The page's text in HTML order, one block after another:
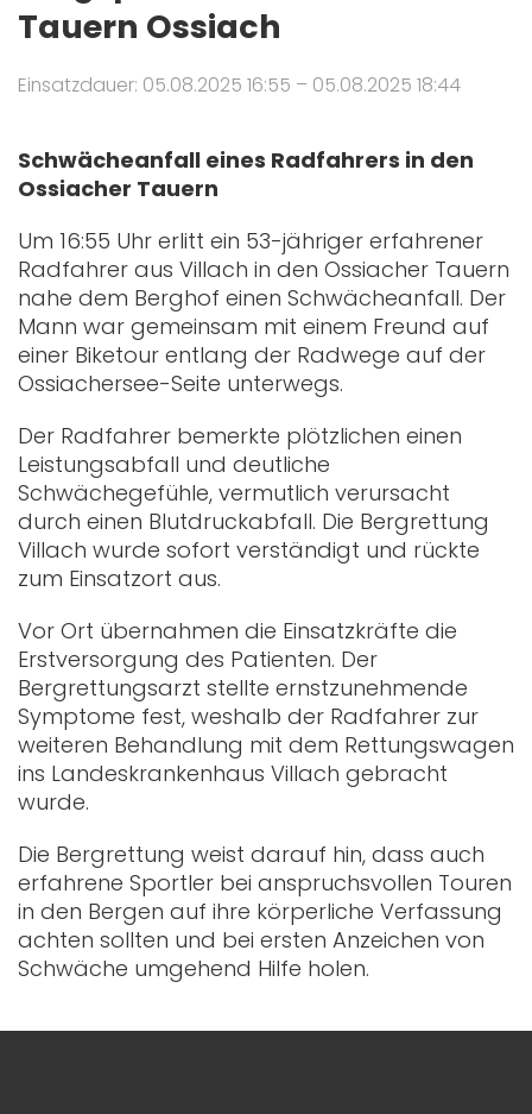
Tauern Ossiach
Einsatzdauer: 05.08.2025 16:55 – 05.08.2025 18:44
Schwächeanfall eines Radfahrers in den
Ossiacher Tauern
Um 16:55 Uhr erlitt ein 53-jähriger erfahrener
Radfahrer aus Villach in den Ossiacher Tauern
nahe dem Berghof einen Schwächeanfall. Der
Mann war gemeinsam mit einem Freund auf
einer Biketour entlang der Radwege auf der
Ossiachersee-Seite unterwegs.
Der Radfahrer bemerkte plötzlichen einen
Leistungsabfall und deutliche
Schwächegefühle, vermutlich verursacht
durch einen Blutdruckabfall. Die Bergrettung
Villach wurde sofort verständigt und rückte
zum Einsatzort aus.
Vor Ort übernahmen die Einsatzkräfte die
Erstversorgung des Patienten. Der
Bergrettungsarzt stellte ernstzunehmende
Symptome fest, weshalb der Radfahrer zur
weiteren Behandlung mit dem Rettungswagen
ins Landeskrankenhaus Villach gebracht
wurde.
Die Bergrettung weist darauf hin, dass auch
erfahrene Sportler bei anspruchsvollen Touren
in den Bergen auf ihre körperliche Verfassung
achten sollten und bei ersten Anzeichen von
Schwäche umgehend Hilfe holen.